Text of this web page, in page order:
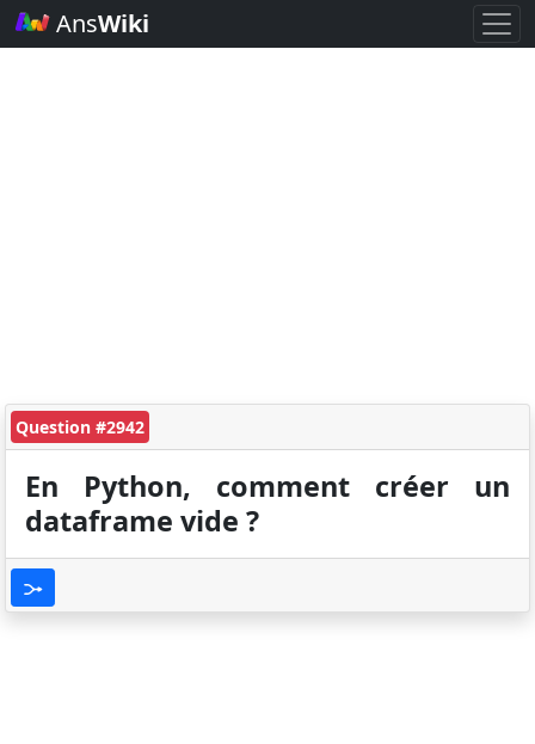
AnsWiki
Question #2942
En Python, comment créer un
dataframe vide ?